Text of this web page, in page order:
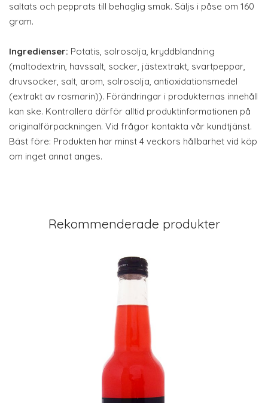
saltats och pepprats till behaglig smak. Säljs i påse om 160
gram.
Ingredienser: Potatis, solrosolja, kryddblandning
(maltodextrin, havssalt, socker, jästextrakt, svartpeppar,
druvsocker, salt, arom, solrosolja, antioxidationsmedel
(extrakt av rosmarin)). Förändringar i produkternas innehåll
kan ske. Kontrollera därför alltid produktinformationen på
originalförpackningen. Vid frågor kontakta vår kundtjänst.
Bäst före: Produkten har minst 4 veckors hållbarhet vid köp
om inget annat anges.
Rekommenderade produkter